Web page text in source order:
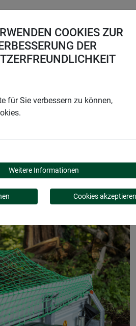
COOKIES ZUR
DER
für Sie verbessern zu können,
Weitere Informationen
Cookies